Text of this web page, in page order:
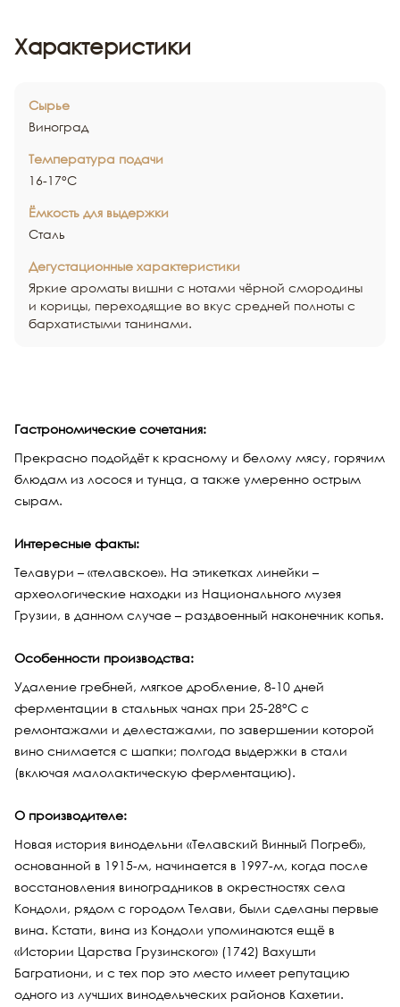
Характеристики
Гастрономические сочетания:
Прекрасно подойдёт к красному и белому мясу, горячим
блюдам из лосося и тунца, а также умеренно острым
сырам.
Интересные факты:
Телавури – «телавское». На этикетках линейки –
археологические находки из Национального музея
Грузии, в данном случае – раздвоенный наконечник копья.
Особенности производства:
Удаление гребней, мягкое дробление, 8-10 дней
ферментации в стальных чанах при 25-28°С с
ремонтажами и делестажами, по завершении которой
вино снимается с шапки; полгода выдержки в стали
(включая малолактическую ферментацию).
О производителе:
Новая история винодельни «Телавский Винный Погреб»,
основанной в 1915-м, начинается в 1997-м, когда после
восстановления виноградников в окрестностях села
Кондоли, рядом с городом Телави, были сделаны первые
вина. Кстати, вина из Кондоли упоминаются ещё в
«Истории Царства Грузинского» (1742) Вахушти
Багратиони, и с тех пор это место имеет репутацию
одного из лучших винодельческих районов Кахетии.
Сырье
Виноград
Температура подачи
16-17°С
Ёмкость для выдержки
Сталь
Дегустационные характеристики
Яркие ароматы вишни с нотами чёрной смородины
и корицы, переходящие во вкус средней полноты с
бархатистыми танинами.